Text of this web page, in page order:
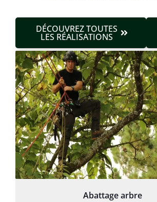
DÉCOUVREZ TOUTES
LES RÉALISATIONS
Abattage arbre